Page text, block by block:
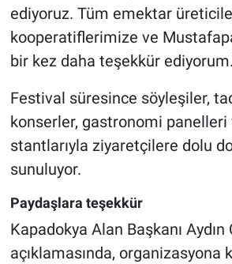
ediyoruz. Tüm emektar
kooperatiflerimize ve
bir kez daha teşekkür
Festival süresince söyleşiler,
konserler, gastronomi
stantlarıyla ziyaretçilere dolu
sunuluyor.
Paydaşlara teşekkür
Kapadokya Alan Başkanı
açıklamasında, organizasyona